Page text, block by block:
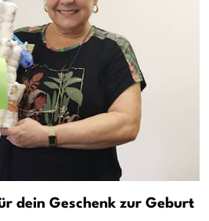
dein Geschenk zur Geburt